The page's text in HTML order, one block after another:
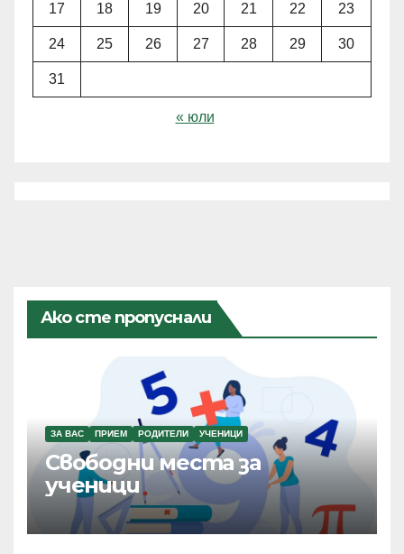
17 18 19 20 21 22 23
24 25 26 27 28 29 30
31
« юли
Ако сте пропуснали
ЗА ВАС ПРИЕМ РОДИТЕЛИ УЧЕНИЦИ
Свободни места за
ученици